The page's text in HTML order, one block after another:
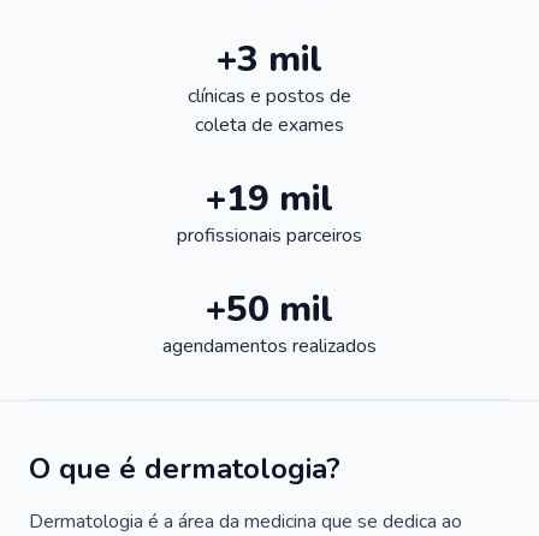
+3 mil
clínicas e postos de
coleta de exames
+19 mil
profissionais parceiros
+50 mil
agendamentos realizados
O que é dermatologia?
Dermatologia é a área da medicina que se dedica ao